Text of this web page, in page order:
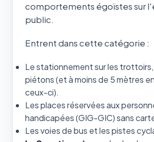
comportements égoïstes sur
public.
Entrent dans cette catégorie :
Le stationnement sur les
piétons (et à moins de 5 mètres
ceux-ci).
Les places réservées aux
handicapées (GIG-GIC) sans
Les voies de bus et les pistes